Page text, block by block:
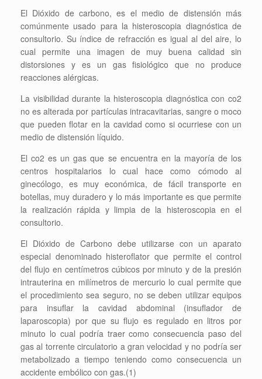
El Dióxido de carbono, es el medio de distensión más
comúnmente usado para la histeroscopia diagnóstica de
consultorio. Su índice de refracción es igual al del aire, lo
cual permite una imagen de muy buena calidad sin
distorsiones y es un gas fisiológico que no produce
reacciones alérgicas.
La visibilidad durante la histeroscopia diagnóstica con co2
no es alterada por partículas intracavitarias, sangre o moco
que pueden flotar en la cavidad como si ocurriese con un
medio de distensión líquido.
El co2 es un gas que se encuentra en la mayoría de los
centros hospitalarios lo cual hace como cómodo al
ginecólogo, es muy económica, de fácil transporte en
botellas, muy duradero y lo más importante es que permite
la realización rápida y limpia de la histeroscopia en el
consultorio.
El Dióxido de Carbono debe utilizarse con un aparato
especial denominado histeroflator que permite el control
del flujo en centímetros cúbicos por minuto y de la presión
intrauterina en milímetros de mercurio lo cual permite que
el procedimiento sea seguro, no se deben utilizar equipos
para insuflar la cavidad abdominal (insuflador de
laparoscopia) por que su flujo es regulado en litros por
minuto lo cual podría traer como consecuencia paso del
gas al torrente circulatorio a gran velocidad y no podría ser
metabolizado a tiempo teniendo como consecuencia un
accidente embólico con gas.(1)